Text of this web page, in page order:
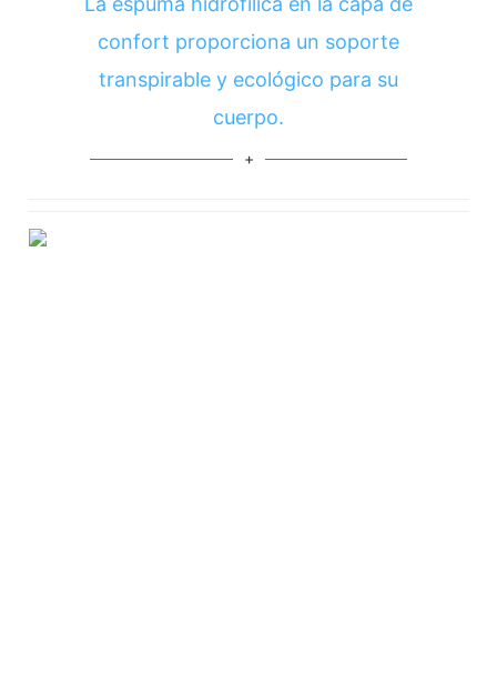
confort proporciona un soporte
transpirable y ecológico para su
cuerpo.